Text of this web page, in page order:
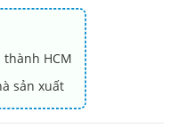
HCM
sản xuất